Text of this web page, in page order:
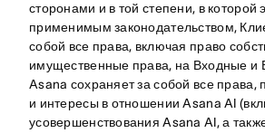
сторонами и в той степени, в которой
применимым законодательством,
собой все права, включая право
имущественные права, на Входные
Asana сохраняет за собой все права,
и интересы в отношении Asana AI
усовершенствования Asana AI, а